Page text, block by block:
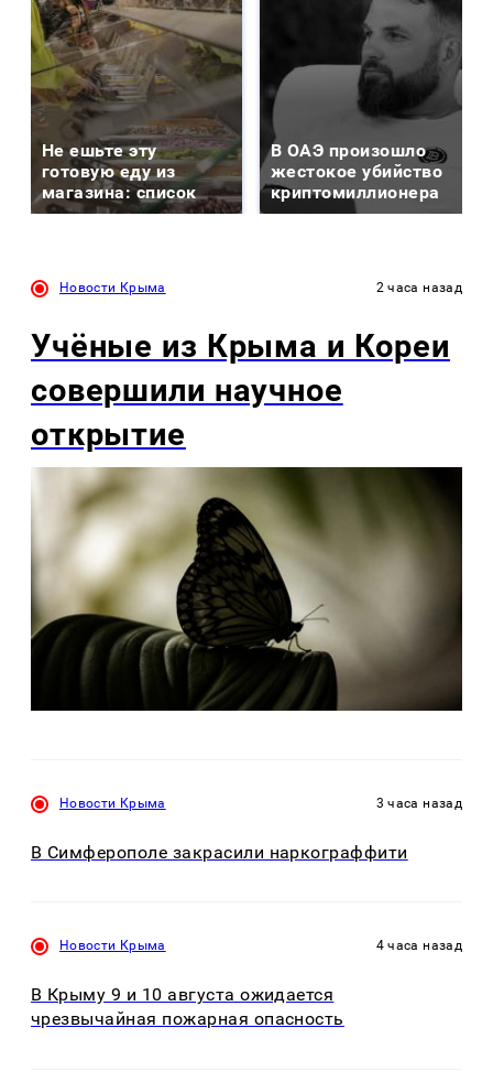
Не ешьте эту
готовую еду из
магазина: список
В ОАЭ произошло
жестокое убийство
криптомиллионера
Новости Крыма 2 часа назад
Учёные из Крыма и Кореи
совершили научное
открытие
Новости Крыма 3 часа назад
В Симферополе закрасили наркограффити
Новости Крыма 4 часа назад
В Крыму 9 и 10 августа ожидается
чрезвычайная пожарная опасность